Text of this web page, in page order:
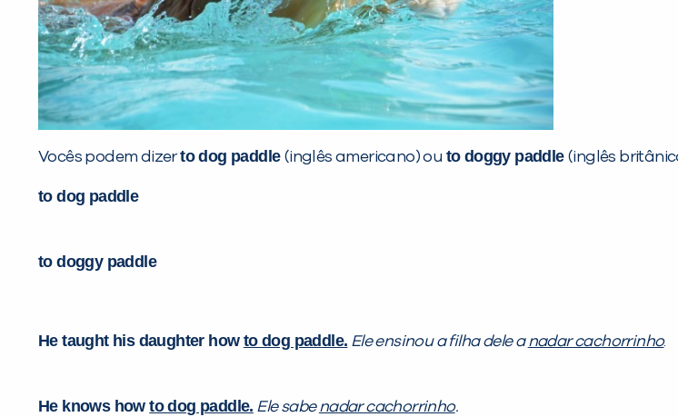
Vocês podem dizerto dog paddle (inglês americano) ou to doggy paddle(inglês
to dog paddle
to doggy paddle
He taught his daughter how to dog paddle. Ele ensinou a filha dele anadar cachorrinho.
He knows howto dog paddle. Elesabenadar cachorrinho.